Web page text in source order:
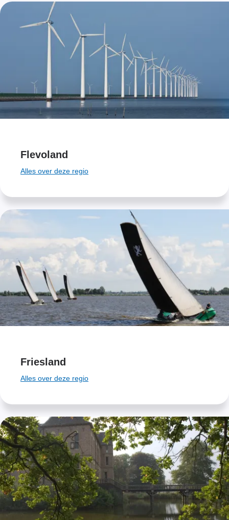
Flevoland
Alles over deze regio
Friesland
Alles over deze regio